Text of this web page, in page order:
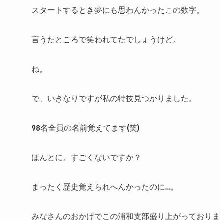
スタートするとき夢にも思わんかったこの数字。
言うたところで笑われてたでしょうけど。
ね。
で、いきなりですが私の特技見つかりました。
98名全員の名前覚えてます(笑)
ほんとに。すごくないですか？
まったく歴史覚えられへんかったのに…。
みなさんのおかげでこの浦和支部盛り上がっており